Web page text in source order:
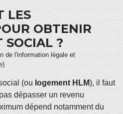
LES
OBTENIR
SOCIAL ?
de l'information légale et
(ou logement HLM), il faut
dépasser un revenu
dépend notamment du